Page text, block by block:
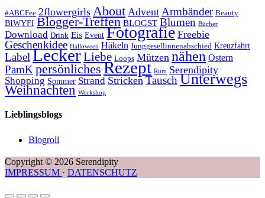
#ABCFee 2flowergirls About Advent Armbänder Beauty
BIWYFI Blogger-Treffen BLOGST Blumen Bücher
Download Drink Eis Event Fotografie Freebie
Geschenkidee Halloween Häkeln Junggesellinnenabschied Kreuzfahrt
Label LeckerLiebe Loops Mützen nähen Ostern
PamK persönliches Rezept Rum Serendipity
Shopping Sommer Strand Stricken Tausch Unterwegs
Weihnachten Workshop
Lieblingsblogs
Blogroll
Copyright © 2026 Serendipity
IMPRESSUM · DATENSCHUTZ